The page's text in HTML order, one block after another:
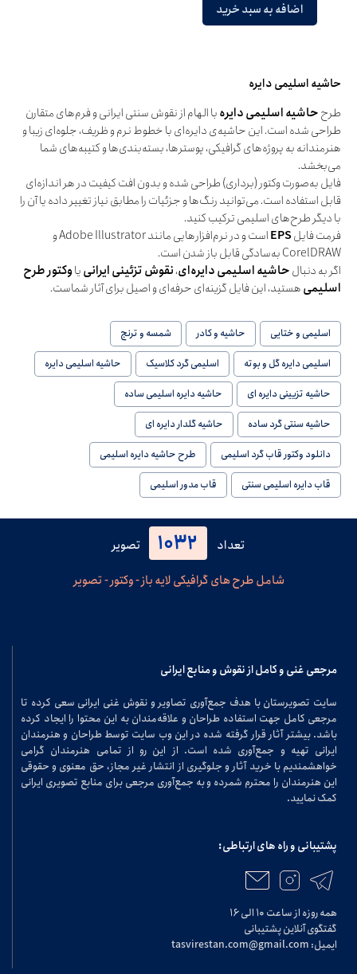
اضافه به سبد خرید
حاشیه اسلیمی دایره
طرححاشیه اسلیمی دایرهبا الهام از نقوش سنتی ایرانی و فرم‌های متقارن
طراحی شده است. این حاشیه‌ی دایره‌ای با خطوط نرم و ظریف، جلوه‌ای زیبا و
هنرمندانه به پروژه‌های گرافیکی، پوسترها، بسته‌بندی‌ها و کتیبه‌های شما
می‌بخشد.
فایل به‌صورت وکتور (برداری) طراحی شده و بدون افت کیفیت در هر اندازه‌ای
قابل استفاده است. می‌توانید رنگ‌ها و جزئیات را مطابق نیاز تغییر داده یا آن را
با دیگر طرح‌های اسلیمی ترکیب کنید.
فرمت فایلEPS
است و در نرم‌افزارهایی مانند Adobe Illustrator و
CorelDRAW به‌سادگی قابل باز شدن است.
اگر به دنبالحاشیه اسلیمی دایره‌ای،نقوش تزئینی ایرانییاوکتور طرح
اسلیمیهستید، این فایل گزینه‌ای حرفه‌ای و اصیل برای آثار شماست.
اسلیمی و ختایی حاشیه و کادر
شمسه و ترنج
اسلیمی دایره گل و بوته
اسلیمی گرد کلاسیک
حاشیه اسلیمی دایره
حاشیه تزیینی دایره ای
حاشیه دایره اسلیمی ساده
حاشیه سنتی گرد ساده
حاشیه گلدار دایره ای
دانلود وکتور قاب گرد اسلیمی
طرح حاشیه دایره اسلیمی
قاب دایره اسلیمی سنتی
قاب مدور اسلیمی
تعداد 1032
تصویر
شامل طرح های گرافیکی لایه باز - وکتور - تصویر
مرجعی غنی و کامل از نقوش و منابع ایرانی
سایت تصویرستان با هدف جمع‌آوری تصاویر و نقوش غنی ایرانی سعی کرده تا
مرجعی کامل جهت استفاده طراحان و علاقه‌مندان به این محتوا را ایجاد کرده
باشد. بیشتر آثار قرار گرفته شده در این وب سایت توسط طراحان و هنرمندان
ایرانی تهیه و جمع‌آوری شده است. از این رو از تمامی هنرمندان گرامی
خواهشمندیم با خرید آثار و جلوگیری از انتشار غیر مجاز، حق معنوی و حقوقی
این هنرمندان را محترم شمرده و به جمع‌آوری مرجعی برای منابع تصویری ایرانی
کمک نمایید.
پشتیبانی و راه های ارتباطی:
همه روزه از ساعت ۱۰ الی ۱۶
گفتگوی آنلاین پشتیبانی
ایمیل: tasvirestan.com@gmail.com